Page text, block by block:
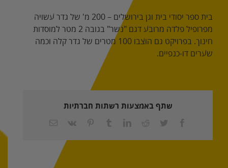
בית ספר יסודי בית וגן בירושלים – 200 מ' של גדר עשויה
מפרופיל פלדה מרובע דגם "נשר" בגובה 2 מטר למוסדות
חינוך. בפרויקט גם הוצבו 100 מטרים של גדר קלה וכמה
שערים דו-כנפיים.
שתף באמצעות רשתות חברתיות
Facebook
Twitter
Reddit
LinkedIn
Tumblr
Pinterest
כתובת